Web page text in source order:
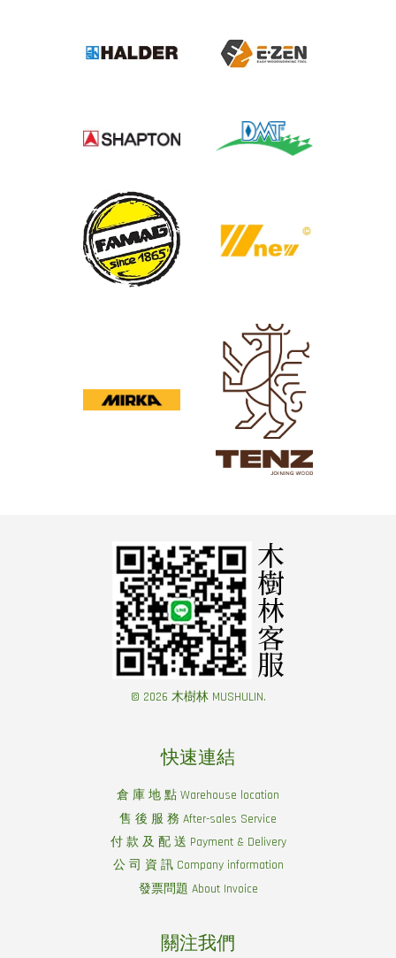
© 2026 木樹林 MUSHULIN.
快速連結
倉 庫 地 點 Warehouse location
售 後 服 務 After-sales Service
付 款 及 配 送 Payment & Delivery
公 司 資 訊 Company information
發票問題 About Invoice
關注我們